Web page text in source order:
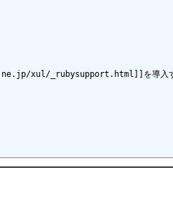
_rubysupport.html]]を導入すると